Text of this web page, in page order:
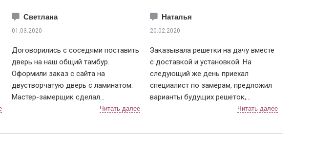
Светлана
01.03.2020
Договорились с соседями поставить
дверь на наш общий тамбур.
Оформили заказ с сайта на
двустворчатую дверь с ламинатом.
Мастер-замерщик сделал
предварительные подсчеты, с ним
изготавливали чуть больше недели, с
Наталья
20.02.2020
Заказывала решетки на дачу вместе
с доставкой и установкой. На
следующий же день приехал
специалист по замерам, предложил
варианты будущих решеток,
объяснил нюансы и помог выбрать
не подвели, приехали в точное время